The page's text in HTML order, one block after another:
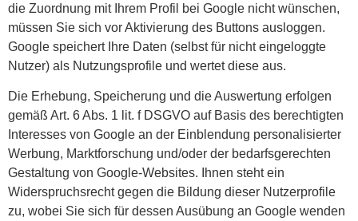
die Zuordnung mit Ihrem Profil bei Google nicht wünschen,
müssen Sie sich vor Aktivierung des Buttons ausloggen.
Google speichert Ihre Daten (selbst für nicht eingeloggte
Nutzer) als Nutzungsprofile und wertet diese aus.
Die Erhebung, Speicherung und die Auswertung erfolgen
gemäß Art. 6 Abs. 1 lit. f DSGVO auf Basis des berechtigten
Interesses von Google an der Einblendung personalisierter
Werbung, Marktforschung und/oder der bedarfsgerechten
Gestaltung von Google-Websites. Ihnen steht ein
Widerspruchsrecht gegen die Bildung dieser Nutzerprofile
zu, wobei Sie sich für dessen Ausübung an Google wenden